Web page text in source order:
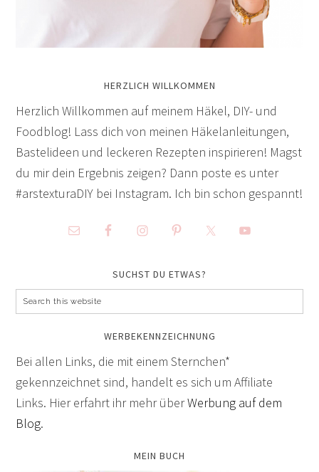
HERZLICH WILLKOMMEN
Herzlich Willkommen auf meinem Häkel, DIY- und
Foodblog! Lass dich von meinen Häkelanleitungen,
Bastelideen und leckeren Rezepten inspirieren! Magst
du mir dein Ergebnis zeigen? Dann poste es unter
#arstexturaDIY bei Instagram. Ich bin schon gespannt!
SUCHST DU ETWAS?
WERBEKENNZEICHNUNG
Bei allen Links, die mit einem Sternchen*
gekennzeichnet sind, handelt es sich um Affiliate
Links. Hier erfahrt ihr mehr überWerbung auf dem
Blog.
MEIN BUCH